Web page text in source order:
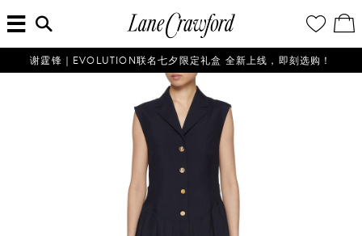
佛
探
尚
世
界
的
愿
望
清
单
看
／
修
购
单
入
搜
索
信
息...
谢霆锋｜EVOLUTION联名七夕限定礼盒 全新上线，即刻选购！